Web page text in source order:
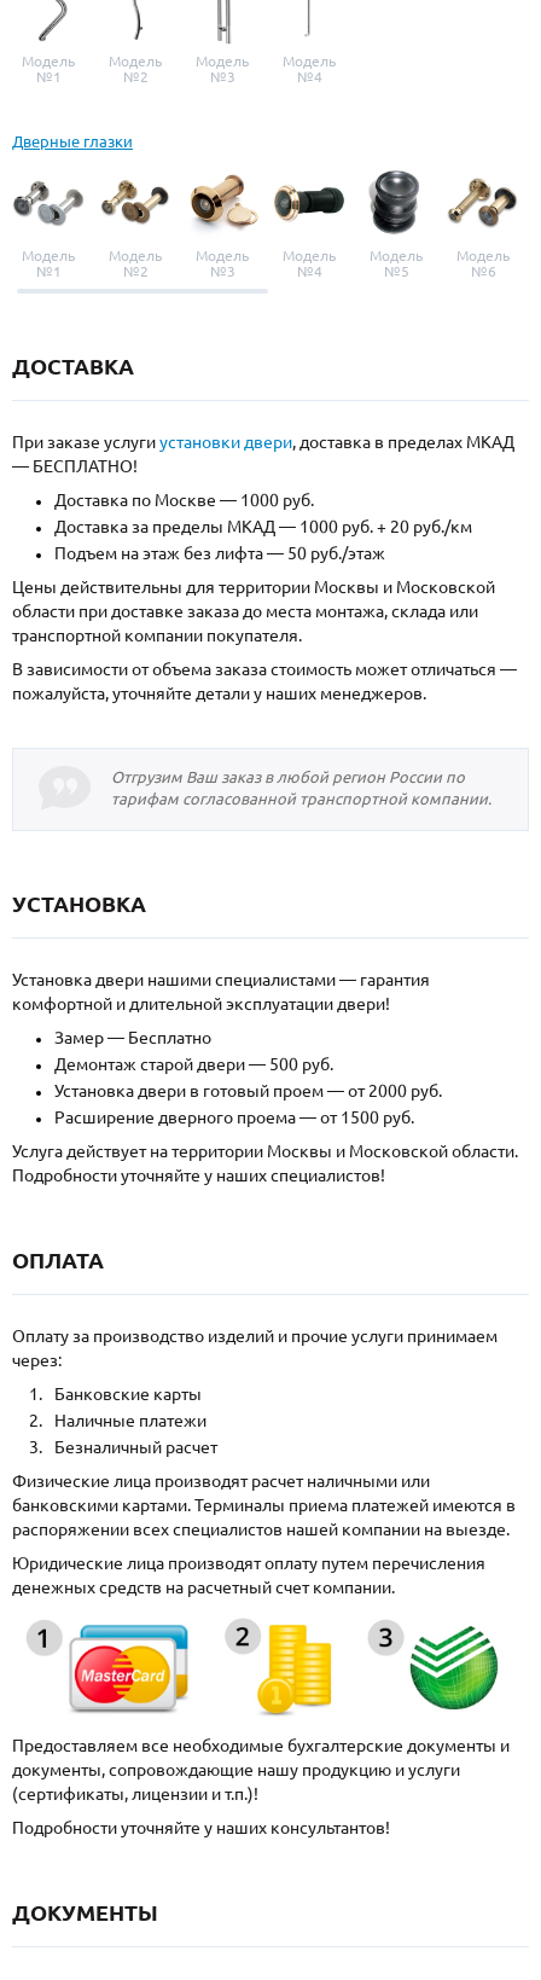
Модель
№1
Модель
№2
Модель
№3
Модель
№4
Дверные глазки
Модель
№1
Модель
№2
Модель
№3
Модель
№4
Модель
№5
Модель
№6
ДОСТАВКА
При заказе услугиустановки двери, доставка в пределах МКАД
— БЕСПЛАТНО!
Доставка по Москве — 1000 руб.
Доставка за пределы МКАД — 1000 руб. + 20 руб./км
Подъем на этаж без лифта — 50 руб./этаж
Цены действительны для территории Москвы и Московской
области при доставке заказа до места монтажа, склада или
транспортной компании покупателя.
В зависимости от объема заказа стоимость может отличаться —
пожалуйста, уточняйте детали у наших менеджеров.
Отгрузим Ваш заказ в любой регион России по
тарифам согласованной транспортной компании.
УСТАНОВКА
Установка двери нашими специалистами — гарантия
комфортной и длительной эксплуатации двери!
Замер — Бесплатно
Демонтаж старой двери — 500 руб.
Установка двери в готовый проем — от 2000 руб.
Расширение дверного проема — от 1500 руб.
Услуга действует на территории Москвы и Московской области.
Подробности уточняйте у наших специалистов!
ОПЛАТА
Оплату за производство изделий и прочие услуги принимаем
через:
Банковские карты
Наличные платежи
Безналичный расчет
Физические лица производят расчет наличными или
банковскими картами. Терминалы приема платежей имеются в
распоряжении всех специалистов нашей компании на выезде.
Юридические лица производят оплату путем перечисления
денежных средств на расчетный счет компании.
Предоставляем все необходимые бухгалтерские документы и
документы, сопровождающие нашу продукцию и услуги
(сертификаты, лицензии и т.п.)!
Подробности уточняйте у наших консультантов!
ДОКУМЕНТЫ